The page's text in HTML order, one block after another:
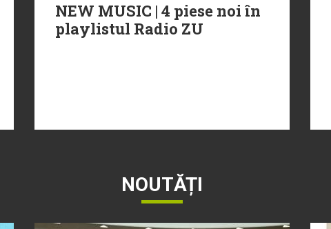
NEW MUSIC | 4 piese noi în
playlistul Radio ZU
NOUTĂȚI